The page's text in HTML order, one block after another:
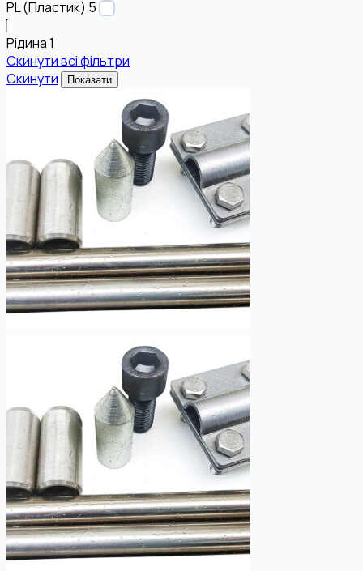
PL (Пластик) 5
Рідина1
Скинути всі фільтри
Скинути
Показати